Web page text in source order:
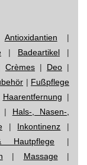
Antioxidantien |
| Badeartikel |
Crèmes | Deo |
| Fußpflege
Haarentfernung |
| Hals-, Nasen-,
| Inkontinenz |
Hautpflege |
| Massage|